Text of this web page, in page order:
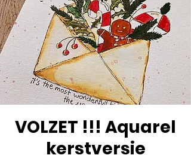
VOLZET !!! Aquarel
kerstversie